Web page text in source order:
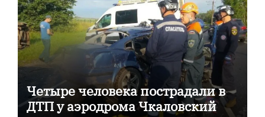
Четыре человека пострадали в
ДТП у аэродрома Чкаловский